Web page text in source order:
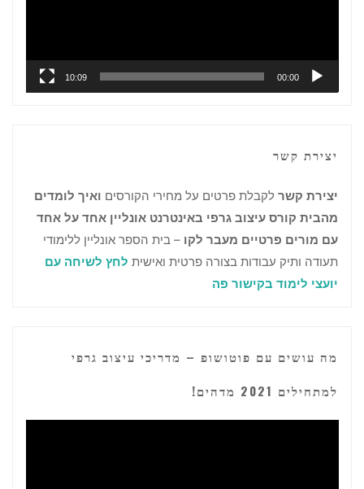
00:00
10:09
יצירת קשר
יצירת קשרלקבלת פרטים על מחירי הקורסים ואיך לומדים
מהבית קורס עיצוב גרפי באינטרנט אונליין אחד על אחד
עם מורים פרטיים מעבר לקו – בית הספר אונליין ללימודי
תעודה ותיק עבודות בצורה פרטית ואישית לחץ לשיחה עם
יועצי לימוד בקישור פה
מה עושים עם פוטושופ – מדריכי עיצוב גרפי
למתחילים 2021 מדהים!